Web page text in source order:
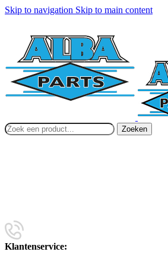
Skip to navigation Skip to main content
Zoeken
Klantenservice: